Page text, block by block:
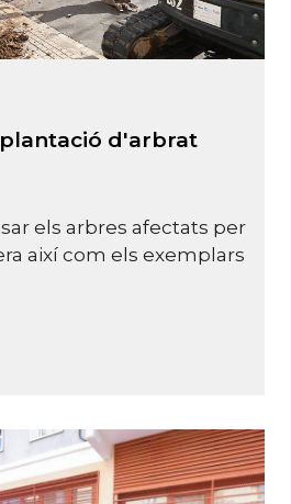
d'arbrat
els arbres afectats per
així com els exemplars